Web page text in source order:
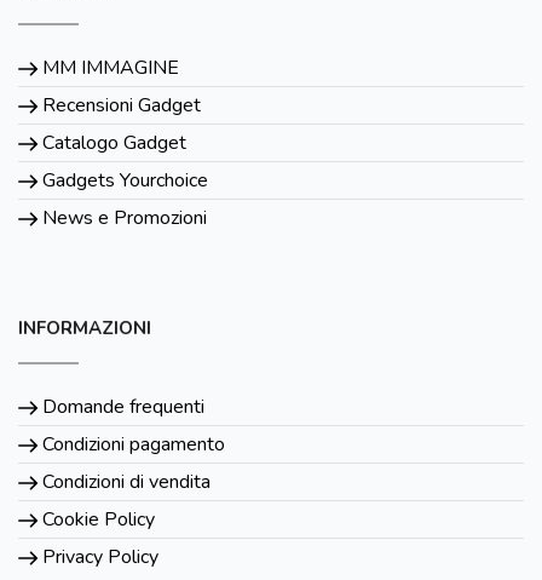
MM IMMAGINE
Recensioni Gadget
Catalogo Gadget
Gadgets Yourchoice
News e Promozioni
INFORMAZIONI
Domande frequenti
Condizioni pagamento
Condizioni di vendita
Cookie Policy
Privacy Policy